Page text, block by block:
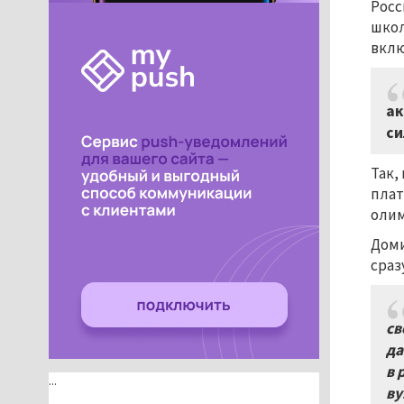
Так,
в
...